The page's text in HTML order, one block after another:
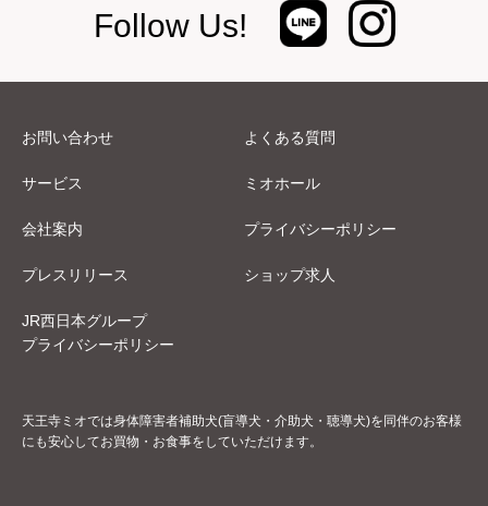
Follow Us!
お問い合わせ よくある質問
サービス ミオホール
会社案内 プライバシーポリシー
プレスリリース ショップ求人
JR西日本グループ
プライバシーポリシー
天王寺ミオでは身体障害者補助犬(盲導犬・介助犬・聴導犬)を同伴のお客様
にも安心してお買物・お食事をしていただけます。